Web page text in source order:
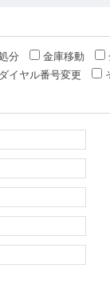
分 金庫移動
ダイヤル番号変更